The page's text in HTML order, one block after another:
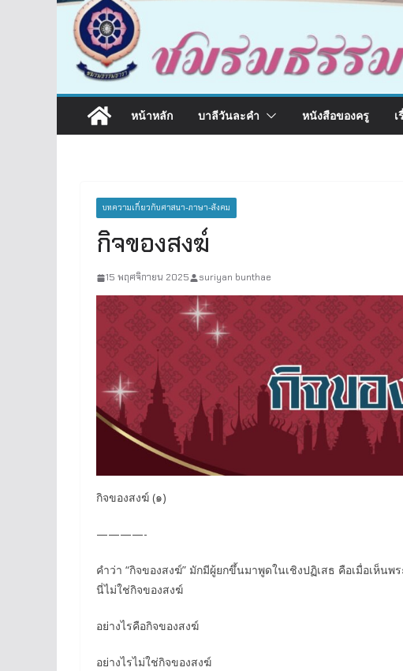
หน้าหลัก บาลีวันละคำ หนังสือของครู
บทความเกี่ยวกับศาสนา-ภาษา-สังคม
กิจของสงฆ์
15 พฤศจิกายน 2025 suriyan bunthae
กิจของสงฆ์ (๑)
————-
คำว่า “กิจของสงฆ์” มักมีผู้ยกขึ้นมาพูดในเชิงปฏิเสธ คือเมื่อเห็น
นี่ไม่ใช่กิจของสงฆ์
อย่างไรคือกิจของสงฆ์
อย่างไรไม่ใช่กิจของสงฆ์